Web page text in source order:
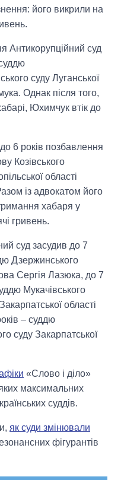
його викрили на
Антикорупційний суд
суду Луганської
Однак після того,
Юхимчук втік до
6 років позбавлення
Козівського
області
із адвокатом його
хабаря у
гривень.
суд засудив до 7
Дзержинського
Сергія Лазюка, до 7
Мукачівського
області
– суддю
суду Закарпатської
«Слово і діло»
максимальних
суддів.
як суди змінювали
фігурантів